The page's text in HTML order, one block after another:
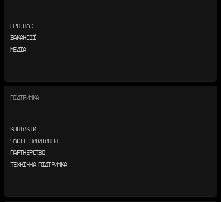
ПРО НАС
ВАКАНСІЇ
МЕДІА
ПІДТРИМКА
КОНТАКТИ
ЧАСТІ ЗАПИТАННЯ
ПАРТНЕРСТВО
ТЕХНІЧНА ПІДТРИМКА